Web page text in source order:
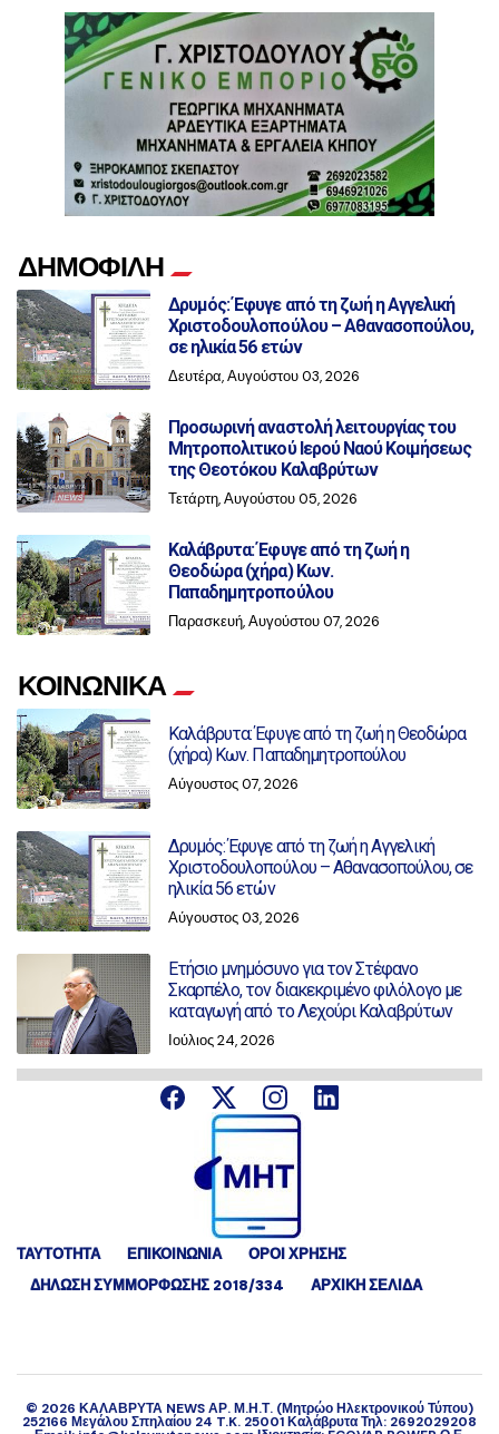
ΔΗΜΟΦΙΛΗ
Δρυμός: Έφυγε από τη ζωή η Αγγελική
Χριστοδουλοπούλου – Αθανασοπούλου,
σε ηλικία 56 ετών
Δευτέρα, Αυγούστου 03, 2026
Προσωρινή αναστολή λειτουργίας του
Μητροπολιτικού Ιερού Ναού Κοιμήσεως
της Θεοτόκου Καλαβρύτων
Τετάρτη, Αυγούστου 05, 2026
Καλάβρυτα: Έφυγε από τη ζωή η
Θεοδώρα (χήρα) Κων.
Παπαδημητροπούλου
Παρασκευή, Αυγούστου 07, 2026
ΚΟΙΝΩΝΙΚΑ
Καλάβρυτα: Έφυγε από τη ζωή η Θεοδώρα
(χήρα) Κων. Παπαδημητροπούλου
Αύγουστος 07, 2026
Δρυμός: Έφυγε από τη ζωή η Αγγελική
Χριστοδουλοπούλου – Αθανασοπούλου, σε
ηλικία 56 ετών
Αύγουστος 03, 2026
Ετήσιο μνημόσυνο για τον Στέφανο
Σκαρπέλο, τον διακεκριμένο φιλόλογο με
καταγωγή από το Λεχούρι Καλαβρύτων
Ιούλιος 24, 2026
ΤΑΥΤΟΤΗΤΑ ΕΠΙΚΟΙΝΩΝΙΑ
ΟΡΟΙ ΧΡΗΣΗΣ
ΔΉΛΩΣΗ ΣΥΜΜΌΡΦΩΣΗΣ 2018/334
ΑΡΧΙΚΗ ΣΕΛΙΔΑ
© 2026 ΚΑΛΑΒΡΥΤΑ NEWS ΑΡ. Μ.Η.Τ. (Μητρώο Ηλεκτρονικού Τύπου)
252166 Μεγάλου Σπηλαίου 24 T.K. 25001 Καλάβρυτα Τηλ: 2692029208